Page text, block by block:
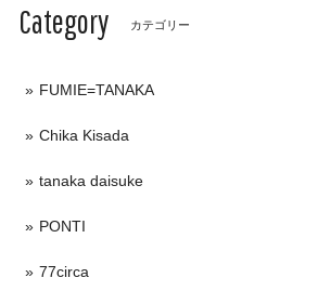
Category カテゴリー
FUMIE=TANAKA
Chika Kisada
tanaka daisuke
PONTI
77circa